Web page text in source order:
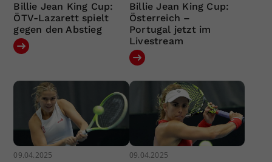
Billie Jean King Cup:
ÖTV-Lazarett spielt
gegen den Abstieg
Billie Jean King Cup:
Österreich –
Portugal jetzt im
Livestream
09.04.2025 09.04.2025